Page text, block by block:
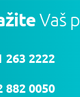
Vaš
263 2222
882 0050